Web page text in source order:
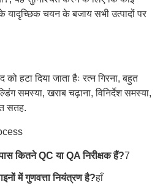
के यादृच्छिक चयन के बजाय सभी उत्पादों पर
हटा दिया जाता हैः रत्न गिरना, बहुत
समस्या, खराब चढ़ाना, विनिर्देश समस्या,
सतह.
कितने QC या QA निरीक्षक हैं?7
में गुणवत्ता नियंत्रण है?हाँ